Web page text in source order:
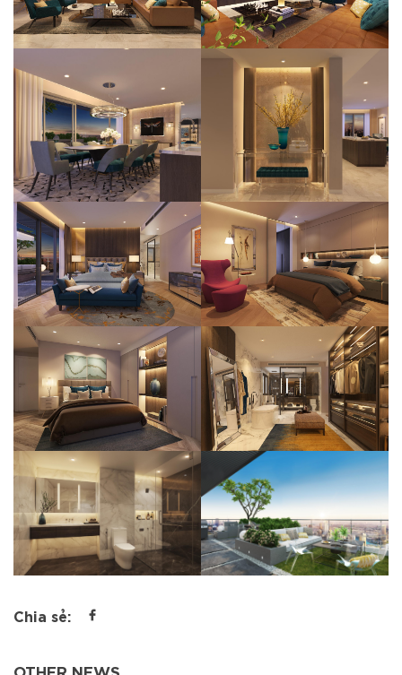
Chia sẻ:
OTHER NEWS